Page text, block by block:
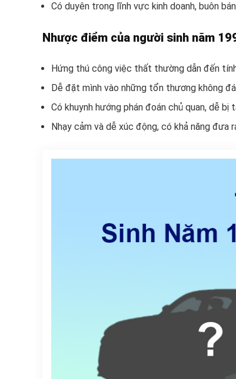
Có duyên trong lĩnh vực kinh doanh, buôn
Nhược điểm của người sinh năm
Hứng thú công việc thất thường dẫn đến
Dễ đặt mình vào những tổn thương không
Có khuynh hướng phán đoán chủ quan, dễ bị
Nhạy cảm và dễ xúc động, có khả năng đưa